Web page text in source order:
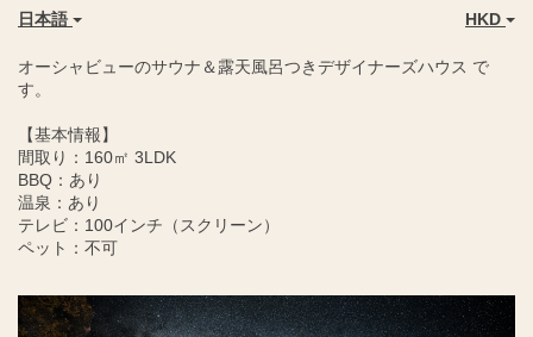
日本語 HKD
オーシャビューのサウナ＆露天風呂つきデザイナーズハウス で
す。
【基本情報】
間取り：160㎡ 3LDK
BBQ：あり
温泉：あり
テレビ：100インチ（スクリーン）
ペット：不可
Previous Next